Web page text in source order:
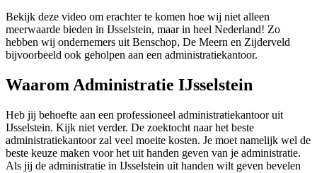
Bekijk deze video om erachter te komen hoe wij niet alleen
meerwaarde bieden in IJsselstein, maar in heel Nederland! Zo
hebben wij ondernemers uit Benschop, De Meern en Zijderveld
bijvoorbeeld ook geholpen aan een administratiekantoor.
Waarom Administratie IJsselstein
Heb jij behoefte aan een professioneel administratiekantoor uit
IJsselstein. Kijk niet verder. De zoektocht naar het beste
administratiekantoor zal veel moeite kosten. Je moet namelijk wel de
beste keuze maken voor het uit handen geven van je administratie.
Als jij de administratie in IJsselstein uit handen wilt geven bevelen